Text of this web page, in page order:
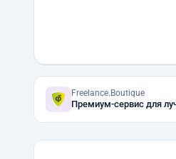
Freelance.Boutique
Премиум-сервис для